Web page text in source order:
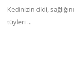
Kedinizin cildi,
tüyleri ...